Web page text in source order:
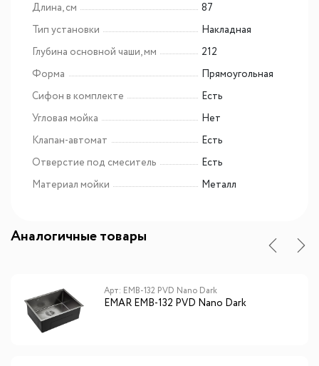
Длина, см
87
Тип установки
Накладная
Глубина основной чаши, мм
212
Форма
Прямоугольная
Сифон в комплекте
Есть
Угловая мойка
Нет
Клапан-автомат
Есть
Отверстие под смеситель
Есть
Материал мойки
Металл
Аналогичные товары
Арт: EMB-132 PVD Nano Dark
EMAR EMB-132 PVD Nano Dark